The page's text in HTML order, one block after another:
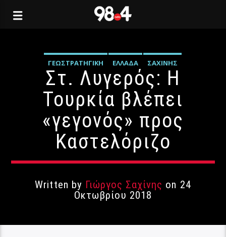
ΓΕΩΣΤΡΑΤΗΓΙΚΉ ΕΛΛΆΔΑ ΣΑΧΊΝΗΣ
Στ. Λυγερός: Η
Τουρκία βλέπει
«γεγονός» προς
Καστελόριζο
Written by Γιώργος Σαχίνης on 24
Οκτωβρίου 2018